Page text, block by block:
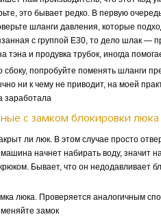
это бывает редко. В первую
шланги давления, которые
с группой Е30, то дело шлак —
тэна и продувка трубок, иногда
попробуйте поменять шланги
ни к чему не приводит, на моей
заработала
с замком блокировки люка
ли люк. В этом случае просто
начнет набирать воду, значит
Бывает, что он недодавливает
люка. Проверяется аналогичным
замок